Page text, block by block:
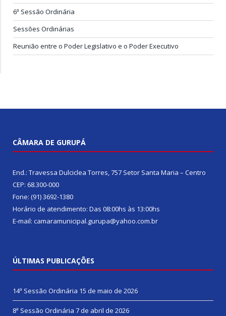
6ª Sessão Ordinária
Sessões Ordinárias
Reunião entre o Poder Legislativo e o Poder Executivo
CÂMARA DE GURUPÁ
End.: Travessa Dulciclea Torres, 757 Setor Santa Maria – Centro
CEP: 68.300-000
Fone: (91) 3692-1380
Horário de atendimento: Das 08:00hs às 13:00hs
E-mail: camaramunicipal.gurupa@yahoo.com.br
ÚLTIMAS PUBLICAÇÕES
14ª Sessão Ordinária 15 de maio de 2026
8ª Sessão Ordinária 7 de abril de 2026